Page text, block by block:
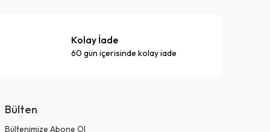
Kolay İade
60 gün içerisinde kolay iade
Bülten
Bültenimize Abone Ol